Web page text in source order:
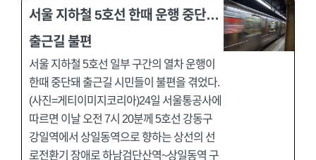
서울 지하철 5호선 한때 운행 중단…
출근길 불편
서울 지하철 5호선 일부 구간의 열차 운행이
한때 중단돼 출근길 시민들이 불편을 겪었다.
(사진=게티이미지코리아)24일 서울통공사에
따르면 이날 오전 7시 20분께 5호선 강동구
강일역에서 상일동역으로 향하는 상선의 선
로전환기 장애로 하남검단산역~상일동역 구